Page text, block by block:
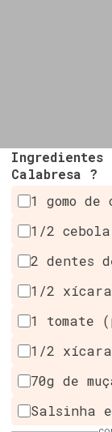
Ingredientes
Calabresa ?
1 gomo
1/2
2 dentes
1/2
1 tomate
1/2
70g de
Salsinha